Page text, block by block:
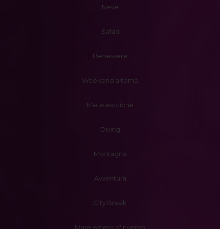
Neve
Safari
Benessere
Weekend a tema
Mete esotiche
Diving
Montagna
Avventura
City Break
Mare estero d'inverno